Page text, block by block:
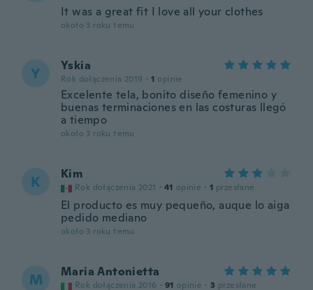
It was a great fit I love all your clothes
około 3 roku temu
Y Yskia
Rok dołączenia 2019 · 1 opinie
Excelente tela, bonito diseño femenino y
buenas terminaciones en las costuras llegó
a tiempo
około 3 roku temu
K Kim
Rok dołączenia 2021 · 41 opinie · 1 przesłane
El producto es muy pequeño, auque lo aiga
pedido mediano
około 3 roku temu
M Maria Antonietta
Rok dołączenia 2016 · 91 opinie · 3 przesłane